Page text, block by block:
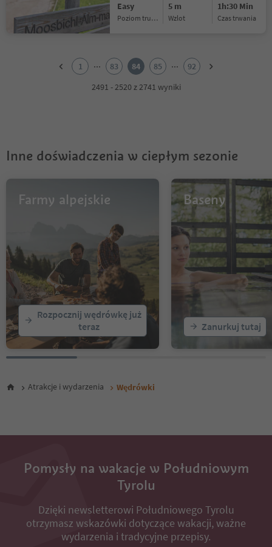
Easy
Poziom trudności
5 m
Wzlot
1h:30 Min
czas trwania
10
12
17
18
19
21
22
23
24
25
26
29
33
1 ... 83 84 85 ...
92
2491 - 2520 z 2741 wyniki
Inne doświadczenia w ciepłym sezonie
Farmy alpejskie
Rozpocznij wędrówkę już
teraz
Baseny
Zanurkuj tutaj
Atrakcje i wydarzenia Wędrówki
Pomysły na wakacje w Południowym
Tyrolu
Dzięki newsletterowi Południowego Tyrolu
otrzymasz wskazówki dotyczące wakacji, ważne
wydarzenia i tradycyjne przepisy.